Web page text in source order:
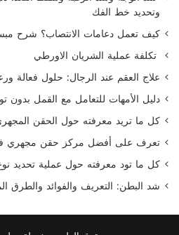
وتحديد خط الفك
كيف تعمل دعامات الانتصاب؟ شرح
تكلفة عملية الشريان الاورطي
علاج العقم عند الرجال: حلول فعالة
دليل الأمهات للتعامل مع القمل بدون
كل ما تريد معرفته حول الحقن
تعرف على أفضل مركز حقن مجهري في
كل ما تود معرفته حول عملية تحديد
شد البطن: التعريف والفوائد والطرق